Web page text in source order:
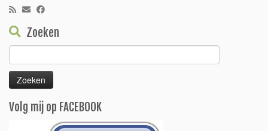
Zoeken
naar:
Volg mij op FACEBOOK